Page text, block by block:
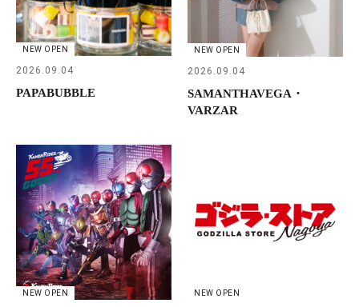
NEW OPEN
2026.09.04
PAPABUBBLE
NEW OPEN
2026.09.04
SAMANTHAVEGA・
VARZAR
NEW OPEN NEW OPEN